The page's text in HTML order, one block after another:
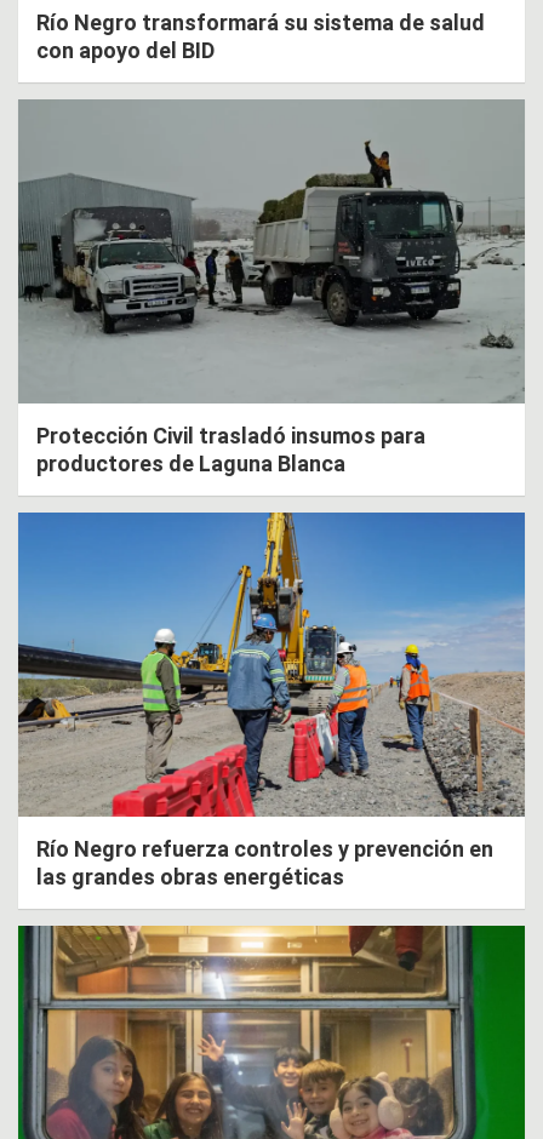
Río Negro transformará su sistema de salud
con apoyo del BID
Protección Civil trasladó insumos para
productores de Laguna Blanca
Río Negro refuerza controles y prevención en
las grandes obras energéticas